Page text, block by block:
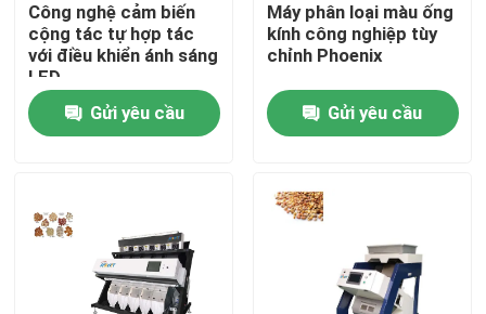
Tin tức
Yêu cầu báo giá
máy phân loại màu hạt
Công nghệ cảm biến
cộng tác tự hợp tác
với điều khiển ánh sáng
LED
Gửi yêu cầu
Máy phân loại màu ống
kính công nghiệp tùy
chỉnh Phoenix
Gửi yêu cầu